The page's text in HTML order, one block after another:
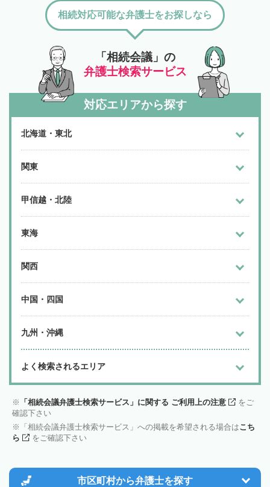
「相続会議」の
弁護士検索サービス
相続対応可能な弁護士をお探しなら
対応エリアから探す
北海道・東北
関東
甲信越・北陸
東海
関西
中国・四国
九州・沖縄
よく検索されるエリア
「相続会議弁護士検索サービス」に関する ご利用上の注意
をご
確認下さい
「相続会議弁護士検索サービス」への掲載を希望される場合はこち
ら
をご確認下さい
市区町村から弁護士を探す